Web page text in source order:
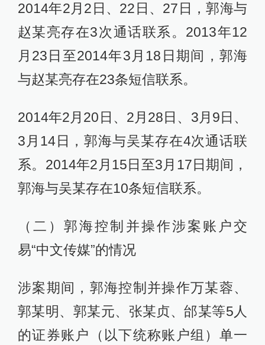
2014年2月2日、22日、27日，郭海与
赵某亮存在3次通话联系。2013年12
月23日至2014年3月18日期间，郭海
与赵某亮存在23条短信联系。
2014年2月20日、2月28日、3月9日、
3月14日，郭海与吴某存在4次通话联
系。2014年2月15日至3月17日期间，
郭海与吴某存在10条短信联系。
（二）郭海控制并操作涉案账户交
易“中文传媒”的情况
涉案期间，郭海控制并操作万某蓉、
郭某明、郭某元、张某贞、邰某等5人
的证券账户（以下统称账户组）单一